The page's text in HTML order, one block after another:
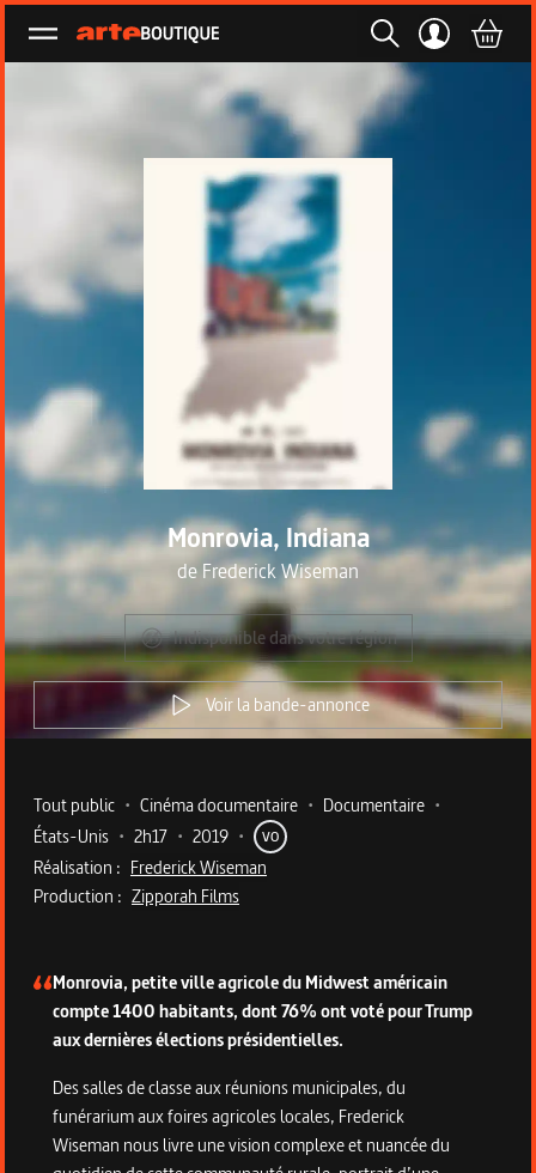
Ouvrir le menu
Monrovia, Indiana
de Frederick Wiseman
Indisponible dans votre région
Voir la bande-annonce
Metadata du programme
Tout public • Cinéma documentaire • Documentaire •
États-Unis • 2h17 • 2019 • VO
Réalisation : Frederick Wiseman
Production : Zipporah Films
Monrovia, petite ville agricole du Midwest américain
compte 1400 habitants, dont 76% ont voté pour Trump
aux dernières élections présidentielles.
Des salles de classe aux réunions municipales, du
funérarium aux foires agricoles locales, Frederick
Wiseman nous livre une vision complexe et nuancée du